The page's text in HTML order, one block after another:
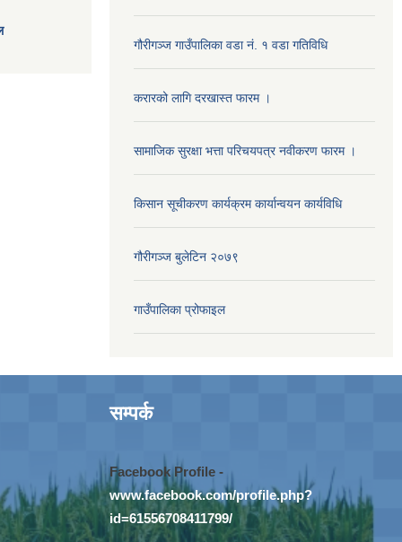
गौरीगञ्‍ज गाउँपालिका वडा नं. १ वडा गतिविधि
करारको लागि दरखास्त फारम ।
सामाजिक सुरक्षा भत्ता परिचयपत्र नवीकरण फारम ।
किसान सूचीकरण कार्यक्रम कार्यान्वयन कार्यविधि
गौरीगञ्‍ज बुलेटिन २०७९
गाउँपालिका प्रोफाइल
सम्पर्क
Facebook Profile -
www.facebook.com/profile.php?
id=61556708411799/